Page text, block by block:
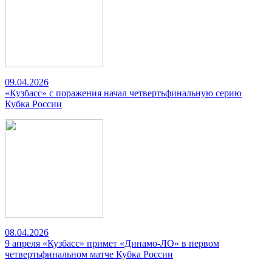
09.04.2026
«Кузбасс» с поражения начал четвертьфинальную серию
Кубка России
08.04.2026
9 апреля «Кузбасс» примет «Динамо-ЛО» в первом
четвертьфинальном матче Кубка России